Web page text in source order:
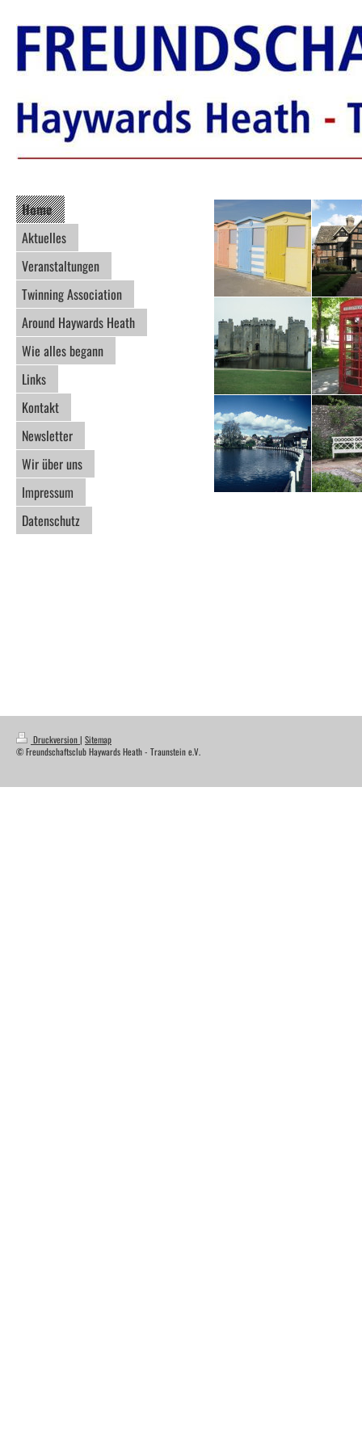
Home
Aktuelles
Veranstaltungen
Twinning Association
Around Haywards Heath
Wie alles begann
Links
Kontakt
Newsletter
Wir über uns
Impressum
Datenschutz
Druckversion| Sitemap
© Freundschaftsclub Haywards Heath - Traunstein e.V.